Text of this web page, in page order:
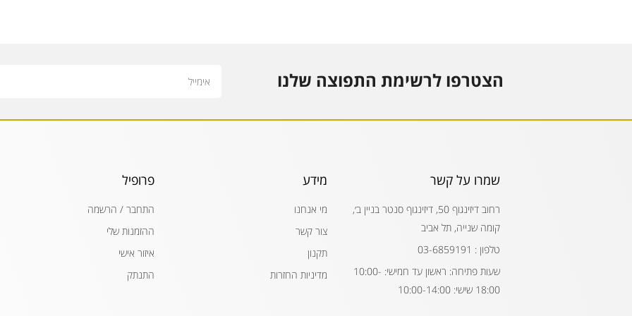
הצטרפו לרשימת התפוצה שלנו
שמרו על קשר
רחוב דיזינגוף 50, דיזינגוף סנטר בניין ב׳,
קומה שנייה, תל אביב
טלפון : 03-6859191
שעות פתיחה: ראשון עד חמישי: 10:00-
18:00 שישי: 10:00-14:00
מידע
מי אנחנו
צור קשר
תקנון
מדיניות החזרות
פרופיל
התחבר / הרשמה
ההזמנות שלי
איזור אישי
התנתק